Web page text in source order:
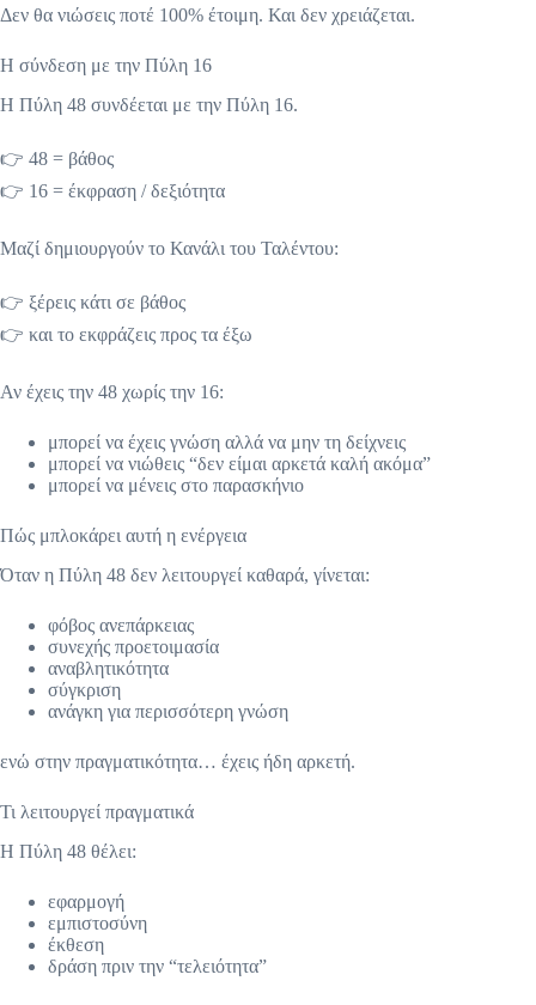
Δεν θα νιώσεις ποτέ 100% έτοιμη. Και δεν χρειάζεται.
Η σύνδεση με την Πύλη 16
Η Πύλη 48 συνδέεται με την Πύλη 16.
👉 48 = βάθος
👉 16 = έκφραση / δεξιότητα
Μαζί δημιουργούν το Κανάλι του Ταλέντου:
👉 ξέρεις κάτι σε βάθος
👉 και το εκφράζεις προς τα έξω
Αν έχεις την 48 χωρίς την 16:
μπορεί να έχεις γνώση αλλά να μην τη δείχνεις
μπορεί να νιώθεις “δεν είμαι αρκετά καλή ακόμα”
μπορεί να μένεις στο παρασκήνιο
Πώς μπλοκάρει αυτή η ενέργεια
Όταν η Πύλη 48 δεν λειτουργεί καθαρά, γίνεται:
φόβος ανεπάρκειας
συνεχής προετοιμασία
αναβλητικότητα
σύγκριση
ανάγκη για περισσότερη γνώση
ενώ στην πραγματικότητα… έχεις ήδη αρκετή.
Τι λειτουργεί πραγματικά
Η Πύλη 48 θέλει:
εφαρμογή
εμπιστοσύνη
έκθεση
δράση πριν την “τελειότητα”